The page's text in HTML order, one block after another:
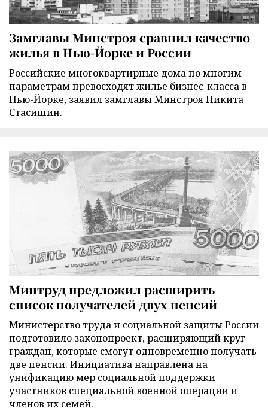
Замглавы Минстроя сравнил качество
жилья в Нью-Йорке и России
Российские многоквартирные дома по многим
параметрам превосходят жилье бизнес-класса в
Нью-Йорке, заявил замглавы Минстроя Никита
Стасишин.
Минтруд предложил расширить
список получателей двух пенсий
Министерство труда и социальной защиты России
подготовило законопроект, расширяющий круг
граждан, которые смогут одновременно получать
две пенсии. Инициатива направлена на
унификацию мер социальной поддержки
участников специальной военной операции и
членов их семей.